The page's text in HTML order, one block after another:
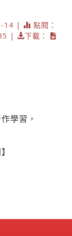
14 |
點閱：
|
下載：
學習，